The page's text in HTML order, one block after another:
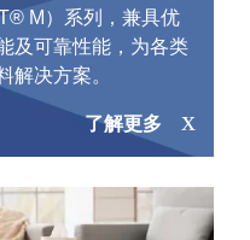
M）系列，兼具优
及可靠性能，为各类
解决方案。
了解更多